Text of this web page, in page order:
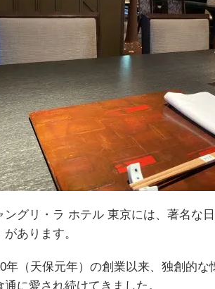
ングリ・ラ ホテル 東京には、著名な
があります。
年（天保元年）の創業以来、独創的
通に愛され続けてきました。